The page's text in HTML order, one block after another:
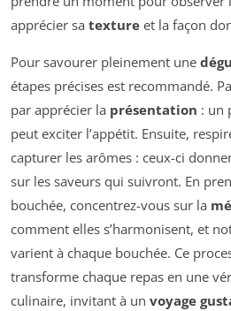
apprécier sa texture et la façon
Pour savourer pleinement une
étapes précises est recommandé.
par apprécier la présentation : un
peut exciter l’appétit. Ensuite,
capturer les arômes : ceux-ci
sur les saveurs qui suivront. En
bouchée, concentrez-vous sur la
comment elles s’harmonisent, et
varient à chaque bouchée. Ce
transforme chaque repas en une
culinaire, invitant à un voyage